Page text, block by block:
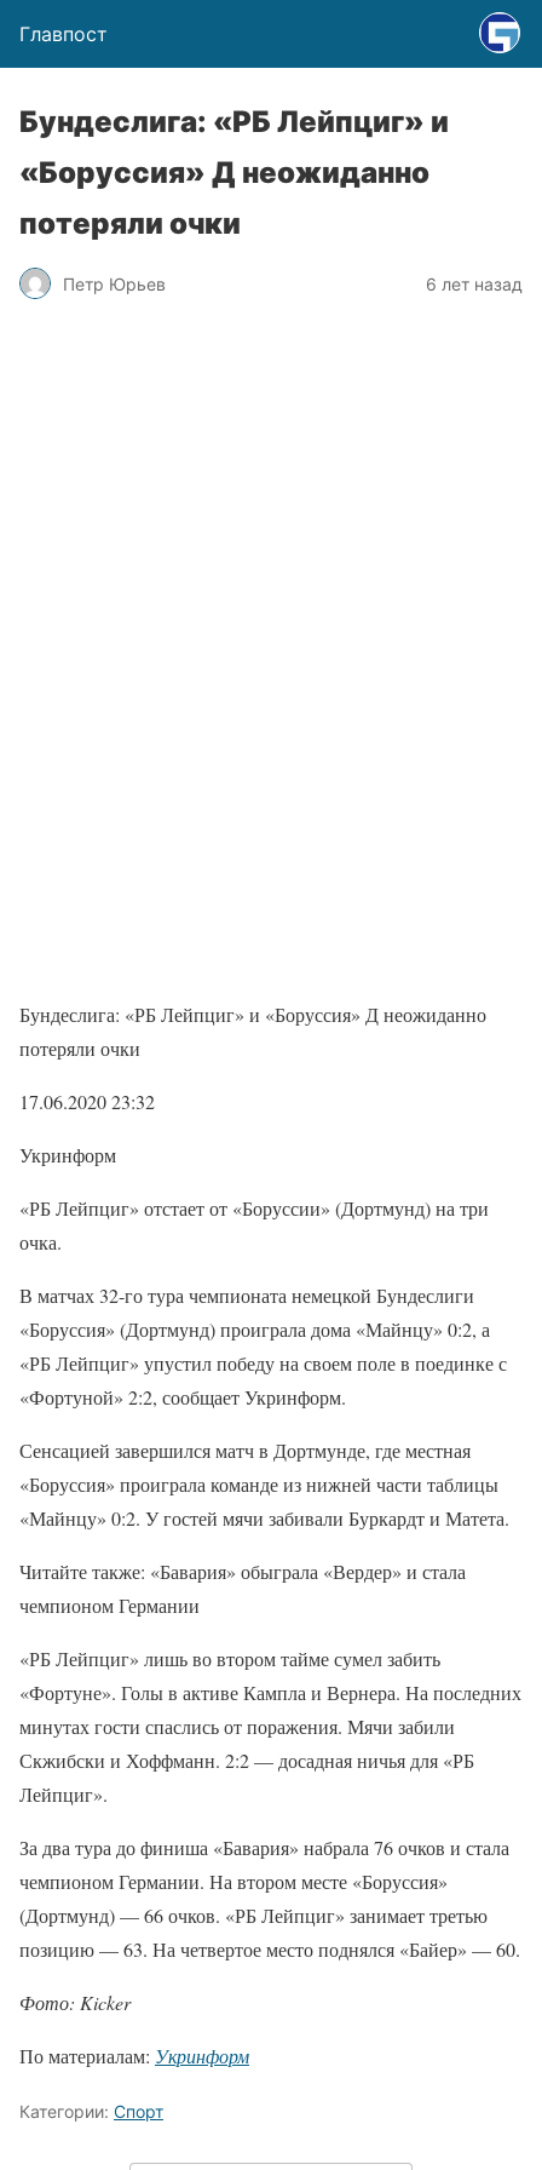
Главпост
Бундеслига: «РБ Лейпциг» и
«Боруссия» Д неожиданно
потеряли очки
Петр Юрьев 6 лет назад
Бундеслига: «РБ Лейпциг» и «Боруссия» Д неожиданно
потеряли очки
17.06.2020 23:32
Укринформ
«РБ Лейпциг» отстает от «Боруссии» (Дортмунд) на три
очка.
В матчах 32-го тура чемпионата немецкой Бундеслиги
«Боруссия» (Дортмунд) проиграла дома «Майнцу» 0:2, а
«РБ Лейпциг» упустил победу на своем поле в поединке с
«Фортуной» 2:2, сообщает Укринформ.
Сенсацией завершился матч в Дортмунде, где местная
«Боруссия» проиграла команде из нижней части таблицы
«Майнцу» 0:2. У гостей мячи забивали Буркардт и Матета.
Читайте также: «Бавария» обыграла «Вердер» и стала
чемпионом Германии
«РБ Лейпциг» лишь во втором тайме сумел забить
«Фортуне». Голы в активе Кампла и Вернера. На последних
минутах гости спаслись от поражения. Мячи забили
Скжибски и Хоффманн. 2:2 — досадная ничья для «РБ
Лейпциг».
За два тура до финиша «Бавария» набрала 76 очков и стала
чемпионом Германии. На втором месте «Боруссия»
(Дортмунд) — 66 очков. «РБ Лейпциг» занимает третью
позицию — 63. На четвертое место поднялся «Байер» — 60.
Фото: Kicker
По материалам: Укринформ
Категории: Спорт